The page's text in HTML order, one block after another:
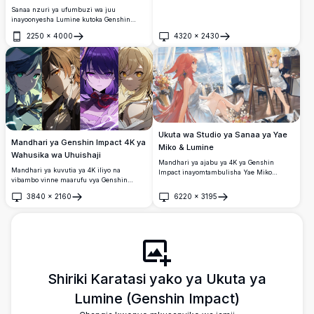
Sanaa nzuri ya ufumbuzi wa juu
inayoonyesha Lumine kutoka Genshin
Impact akiwa na nywele za dhahabu
zinazotiririka zilizopambwa na maua ya
yungiyungi laini. Rangi za pastel laini na
mazingira ya ndoto huunda urembo wa
utulivu na wa kiroho unaofaa kwa wapenda
anime na mashabiki wa Genshin Impact.
2250 × 4000
Fungua
4320 × 2430
Fungua
Mandhari ya Genshin Impact 4K ya
Wahusika wa Uhuishaji
Mandhari ya kuvutia ya 4K iliyo na
vibambo vinne maarufu vya Genshin
zilizogawanyika.
3840 × 2160
Fungua
Ukuta wa Studio ya Sanaa ya Yae
Miko & Lumine
Mandhari ya ajabu ya 4K ya Genshin
Impact inayomtambulisha Yae Miko
nyeupe wakati Lumine anamchora picha
yake katika studio iliyoangazwa na jua
6220 × 3195
Fungua
Shiriki Karatasi yako ya Ukuta ya
Lumine (Genshin Impact)